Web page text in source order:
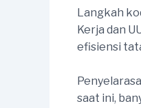
Langkah
Kerja dan
efisiensi
saat ini,